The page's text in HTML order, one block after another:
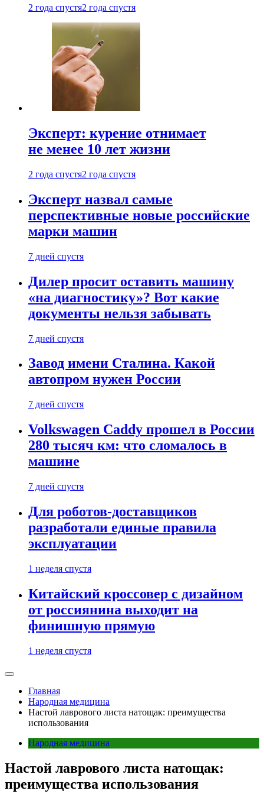
2 года спустя2 года спустя
Эксперт: курение отнимает
не менее 10 лет жизни
2 года спустя2 года спустя
Эксперт назвал самые
перспективные новые российские
марки машин
7 дней спустя
Дилер просит оставить машину
«на диагностику»? Вот какие
документы нельзя забывать
7 дней спустя
Завод имени Сталина. Какой
автопром нужен России
7 дней спустя
Volkswagen Caddy прошел в России
280 тысяч км: что сломалось в
машине
7 дней спустя
Для роботов-доставщиков
разработали единые правила
эксплуатации
1 неделя спустя
Китайский кроссовер с дизайном
от россиянина выходит на
финишную прямую
1 неделя спустя
Главная
Народная медицина
Настой лаврового листа натощак: преимущества
использования
Народная медицина
Настой лаврового листа натощак:
преимущества использования